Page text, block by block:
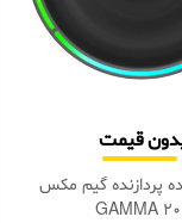
قیمت
پردازنده گیم مکس
GAMMA